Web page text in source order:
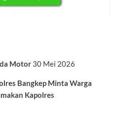
Motor 30 Mei 2026
Bangkep Minta Warga
Kapolres